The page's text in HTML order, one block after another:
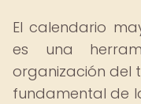
El calendario
es una
organización del
fundamental de